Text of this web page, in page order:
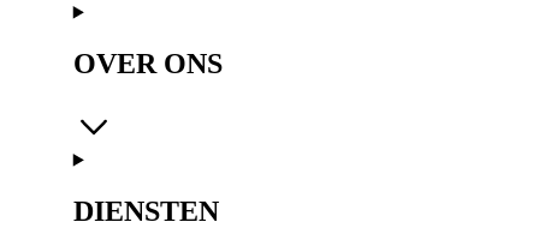
OVER ONS
DIENSTEN